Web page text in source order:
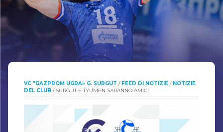
VC "GAZPROM UGRA» G. SURGUT / FEED DI NOTIZIE / NOTIZIE
DEL CLUB / SURGUT E TYUMEN SARANNO AMICI